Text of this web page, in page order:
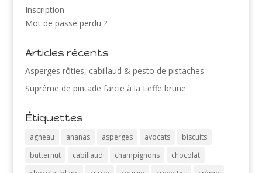
Inscription
Mot de passe perdu ?
Articles récents
Asperges rôties, cabillaud & pesto de pistaches
Suprême de pintade farcie à la Leffe brune
Étiquettes
agneau ananas asperges avocats
biscuits
butternut
cabillaud champignons
chocolat